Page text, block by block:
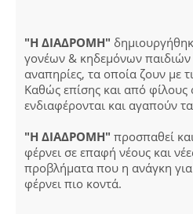
"Η ΔΙΑΔΡΟΜΗ"
γονέων & κηδεμόνων
αναπηρίες, τα οποία ζουν με
Καθώς επίσης και από φίλους
ενδιαφέρονται και αγαπούν
"Η ΔΙΑΔΡΟΜΗ" προσπαθεί
φέρνει σε επαφή νέους και
προβλήματα που η ανάγκη
φέρνει πιο κοντά.